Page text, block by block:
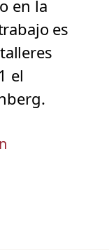
en la
es
el